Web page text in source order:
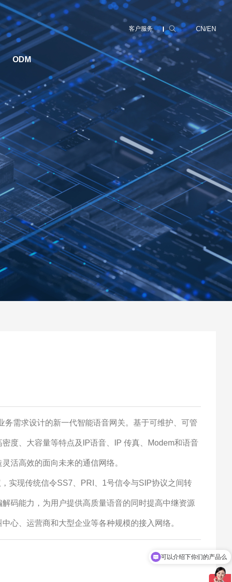
ODM
客户服务 CN/EN
务需求设计的新一代智能语音网关。基于可维护、可管
度、大容量等特点及 IP语音、 IP 传真、 Modem和语音
活高效的面向未来的通信网络。
实现传统信令SS7 PRI 1号信令与SIP协议之间转
码能力，为用户提供高质量语音的同时提高中继资源
心、运营商和大型企业等各种规模的接入网络。
可以介绍下你们的产品么